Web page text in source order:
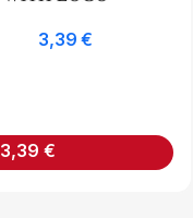
3,39€
3,39 €